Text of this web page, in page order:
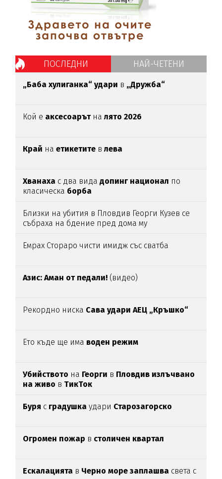
ПОСЛЕДНИ НАЙ-ЧЕТЕНИ
„Баба хулиганка“ удари в „Дружба“
Кой е аксесоарътналято 2026
Край наетикетите влева
Хванаха с два видадопинг национал по
класическа борба
Близки на убития в Пловдив Георги Кузев се
събраха на бдение пред дома му
Емрах Стораро чисти имидж със сватба
Азис: Аман от педали! (видео)
Рекордно ниска Сава удари АЕЦ „Кръшко“
Ето къде ще има воден режим
Убийството на Георги в Пловдив излъчвано
на живо в ТикТок
Буря с градушкаудари Старозагорско
Огромен пожар в столичен квартал
Ескалацията в Черно море заплашва света с